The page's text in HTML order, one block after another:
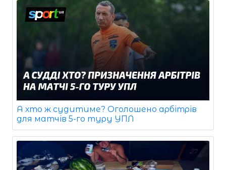
А хто ж судитиме? Оголошено арбітрів
для матчів 5-го туру УПЛ